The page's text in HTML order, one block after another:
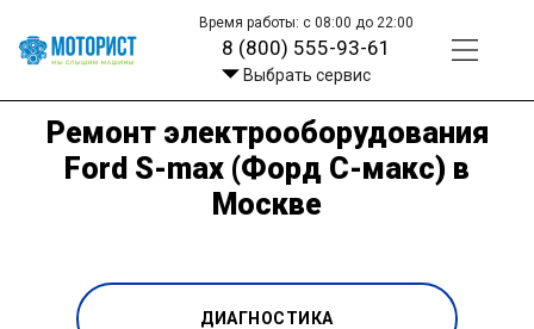
Время работы: с 08:00 до 22:00
8 (800) 555-93-61
Выбрать сервис
Ремонт электрооборудования
Ford S-max (Форд С-макс) в
Москве
ДИАГНОСТИКА